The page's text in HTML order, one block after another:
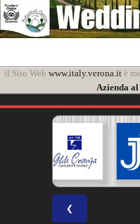
il Sito Web www.italy.verona.it è
Azienda
❮